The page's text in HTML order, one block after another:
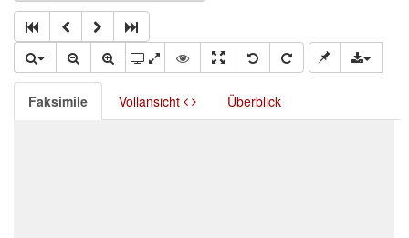
Faksimile Vollansicht Überblick